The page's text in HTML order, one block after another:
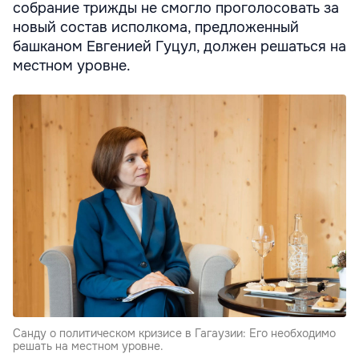
собрание трижды не смогло проголосовать за
новый состав исполкома, предложенный
башканом Евгенией Гуцул, должен решаться на
местном уровне.
Санду о политическом кризисе в Гагаузии: Его необходимо
решать на местном уровне.